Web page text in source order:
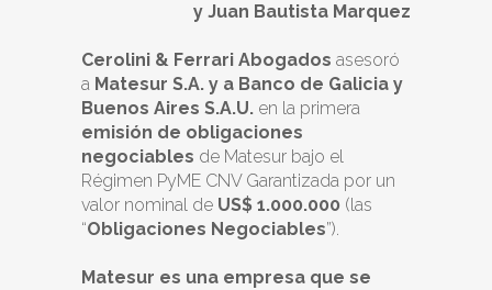
y Juan Bautista Marquez
Cerolini & Ferrari Abogados asesoró
a Matesur S.A. y a Banco de Galicia y
Buenos Aires S.A.U. en la primera
emisión de obligaciones
negociables de Matesur bajo el
Régimen PyME CNV Garantizada por un
valor nominal de US$ 1.000.000 (las
“Obligaciones Negociables”).
Matesur es una empresa que se